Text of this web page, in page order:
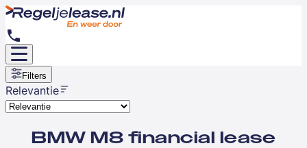
Filters
Relevantie
BMW M8 financial lease